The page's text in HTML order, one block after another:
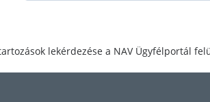
lekérdezése a NAV Ügyfélportál